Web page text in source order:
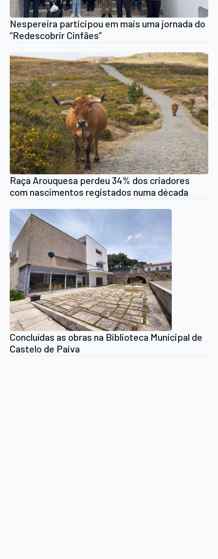
Nespereira participou em mais uma jornada do
“Redescobrir Cinfães”
Raça Arouquesa perdeu 34% dos criadores
com nascimentos registados numa década
Concluídas as obras na Biblioteca Municipal de
Castelo de Paiva